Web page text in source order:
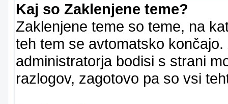
Kaj so Zaklenjene teme?
Zaklenjene teme so teme, na
teh tem se avtomatsko
administratorja bodisi s strani
razlogov, zagotovo pa so vsi